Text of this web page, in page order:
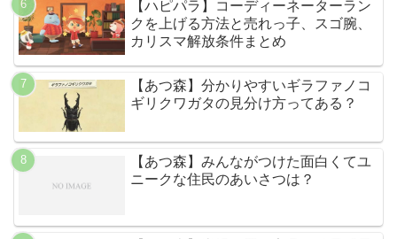
【ハピパラ】コーディーネーターラン
クを上げる方法と売れっ子、スゴ腕、
カリスマ解放条件まとめ
【あつ森】分かりやすいギラファノコ
ギリクワガタの見分け方ってある？
【あつ森】みんながつけた面白くてユ
ニークな住民のあいさつは？